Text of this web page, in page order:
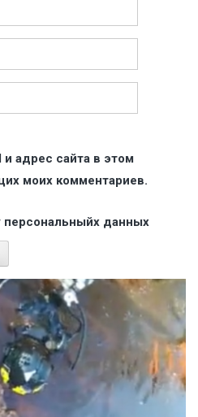
адрес сайта в этом
моих комментариев.
персональныйх данных